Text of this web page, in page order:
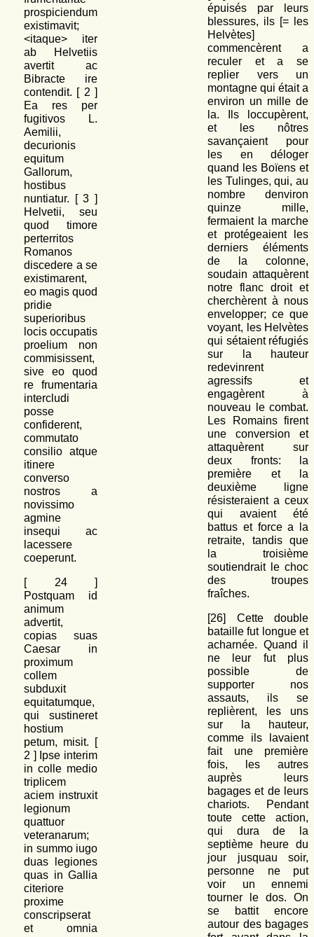
prospiciendum
existimavit;
<itaque> iter
ab Helvetiis
avertit ac
Bibracte ire
contendit. [ 2 ]
Ea res per
fugitivos L.
Aemilii,
decurionis
equitum
Gallorum,
hostibus
nuntiatur. [3 ]
Helvetii, seu
quod timore
perterritos
Romanos
discedere a se
existimarent,
eo magis quod
pridie
superioribus
locis occupatis
proelium non
commisissent,
sive eo quod
re frumentaria
intercludi
posse
confiderent,
commutato
consilio atque
itinere
converso
nostros a
novissimo
agmine
insequi ac
lacessere
coeperunt.
[ 24]
Postquam id
animum
advertit,
copias suas
Caesar in
proximum
collem
subduxit
equitatumque,
qui sustineret
hostium
petum, misit. [
2 ] Ipse interim
in colle medio
triplicem
aciem instruxit
legionum
quattuor
veteranarum;
in summo iugo
duas legiones
quas in Gallia
citeriore
proxime
conscripserat
et omnia
épuisés par leurs
blessures, ils [= les
Helvètes]
commencèrent a
reculer et a se
replier vers un
montagne qui était a
environ un mille de
la. Ils loccupèrent,
et les nôtres
savançaient pour
les en déloger
quand les Boïens et
les Tulinges, qui, au
nombre denviron
quinze mille,
fermaient la marche
et protégeaient les
derniers éléments
de la colonne,
soudain attaquèrent
notre flanc droit et
cherchèrent à nous
envelopper; ce que
voyant, les Helvètes
qui sétaient réfugiés
sur la hauteur
redevinrent
agressifs et
engagèrent à
nouveau le combat.
Les Romains firent
une conversion et
attaquèrent sur
deux fronts: la
première et la
deuxième ligne
résisteraient a ceux
qui avaient été
battus et force a la
retraite, tandis que
la troisième
soutiendrait le choc
des troupes
fraîches.
[26] Cette double
bataille fut longue et
acharnée. Quand il
ne leur fut plus
possible de
supporter nos
assauts, ils se
replièrent, les uns
sur la hauteur,
comme ils lavaient
fait une première
fois, les autres
auprès leurs
bagages et de leurs
chariots. Pendant
toute cette action,
qui dura de la
septième heure du
jour jusquau soir,
personne ne put
voir un ennemi
tourner le dos. On
se battit encore
autour des bagages